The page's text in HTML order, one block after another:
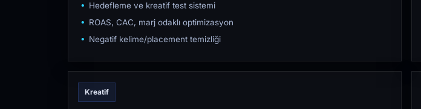
Hedefleme ve kreatif test sistemi
ROAS, CAC, marj odaklı optimizasyon
Negatif kelime/placement temizliği
Kreatif